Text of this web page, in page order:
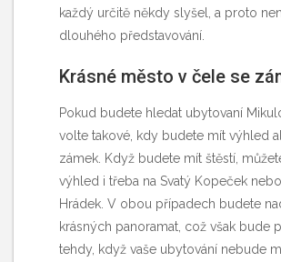
každý určitě někdy slyšel, a proto
dlouhého představování.
Krásné město v čele se
Pokud budete hledat ubytovaní
volte takové, kdy budete mít výhled
zámek. Když budete mít štěstí,
výhled i třeba na Svatý Kopeček
Hrádek. V obou případech budete
krásných panoramat, což však bude
tehdy, když vaše ubytování nebude